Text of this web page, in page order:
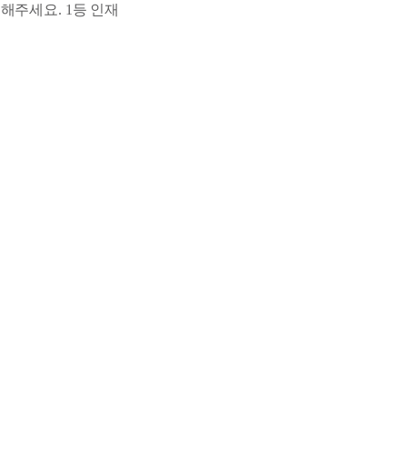
주세요. 1등 인재